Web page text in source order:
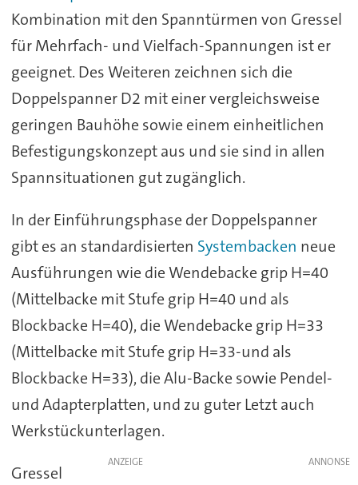
Kombination mit den Spanntürmen von Gressel
für Mehrfach- und Vielfach-Spannungen ist er
geeignet. Des Weiteren zeichnen sich die
Doppelspanner D2 mit einer vergleichsweise
geringen Bauhöhe sowie einem einheitlichen
Befestigungskonzept aus und sie sind in allen
Spannsituationen gut zugänglich.
In der Einführungsphase der Doppelspanner
gibt es an standardisierten Systembacken neue
Ausführungen wie die Wendebacke grip H=40
(Mittelbacke mit Stufe grip H=40 und als
Blockbacke H=40), die Wendebacke grip H=33
(Mittelbacke mit Stufe grip H=33-und als
Blockbacke H=33), die Alu-Backe sowie Pendel-
und Adapterplatten, und zu guter Letzt auch
Werkstückunterlagen.
ANZEIGE
Gressel